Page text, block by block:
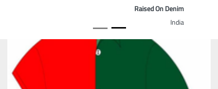
Raised On Denim
India